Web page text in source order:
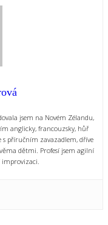
jsem na Novém Zélandu,
anglicky, francouzsky, hůř
s příručním zavazadlem, dříve
dětmi. Profesí jsem agilní
improvizaci.